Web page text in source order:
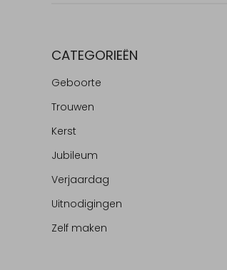
CATEGORIEËN
Geboorte
Trouwen
Kerst
Jubileum
Verjaardag
Uitnodigingen
Zelf maken